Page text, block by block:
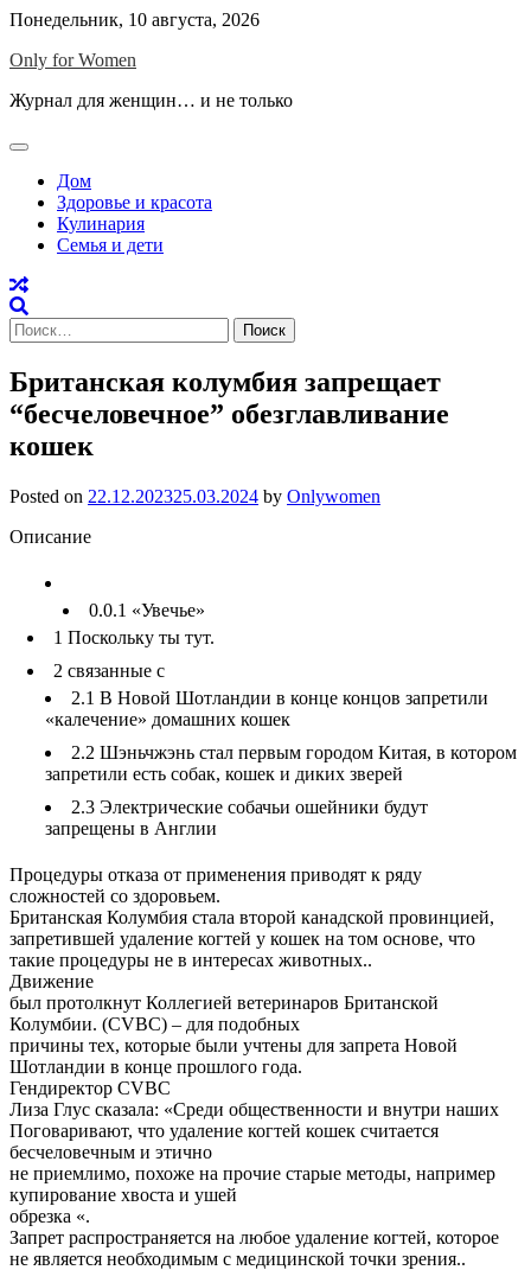
Skip
content
Понедельник, 10 августа, 2026
Only for Women
Журнал для женщин… и не только
Дом
Здоровье и красота
Кулинария
Семья и дети
Найти:
Британская колумбия запрещает
“бесчеловечное” обезглавливание
кошек
Posted on 22.12.202325.03.2024 by Onlywomen
Описание
0.0.1 «Увечье»
1 Поскольку ты тут.
2 связанные с
2.1 В Новой Шотландии в конце концов запретили
«калечение» домашних кошек
2.2 Шэньчжэнь стал первым городом Китая, в котором
запретили есть собак, кошек и диких зверей
2.3 Электрические собачьи ошейники будут
запрещены в Англии
Процедуры отказа от применения приводят к ряду
сложностей со здоровьем.
Британская Колумбия стала второй канадской провинцией,
запретившей удаление когтей у кошек на том основе, что
такие процедуры не в интересах животных..
Движение
был протолкнут Коллегией ветеринаров Британской
Колумбии. (CVBC) – для подобных
причины тех, которые были учтены для запрета Новой
Шотландии в конце прошлого года.
Гендиректор CVBC
Лиза Глус сказала: «Среди общественности и внутри наших
Поговаривают, что удаление когтей кошек считается
бесчеловечным и этично
не приемлимо, похоже на прочие старые методы, например
купирование хвоста и ушей
обрезка «.
Запрет распространяется на любое удаление когтей, которое
не является необходимым с медицинской точки зрения..